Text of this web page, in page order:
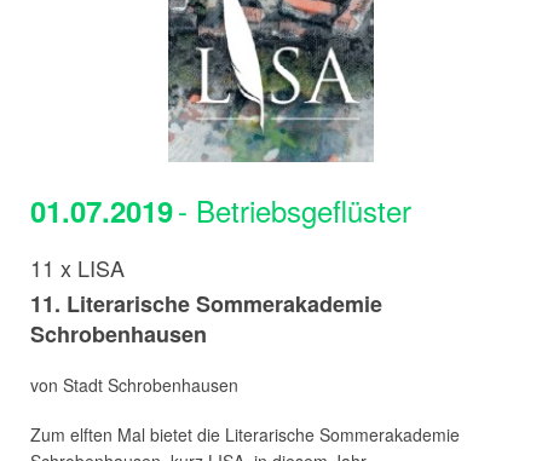
01.07.2019- Betriebsgeflüster
11 x LISA
11. Literarische Sommerakademie
Schrobenhausen
von Stadt Schrobenhausen
Zum elften Mal bietet die Literarische Sommerakademie